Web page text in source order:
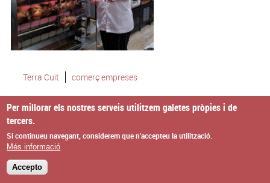
Terra Cuit comerç empreses
Per millorar els nostres serveis utilitzem galetes pròpies i de
tercers.
Si continueu navegant, considerem que n'accepteu la utilització.
Més informació
Accepto